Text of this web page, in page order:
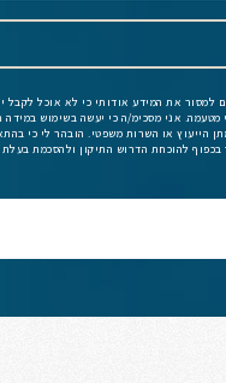
למסור את המידע אודותי כי לא אוכל לקבל
אני מסכימ/ה כי יעשה בשימוש במידה
בכפוף להוכחת הדרוש התיקון ולהסכמת